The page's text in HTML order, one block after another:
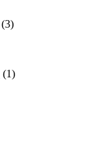
(3)
(1)